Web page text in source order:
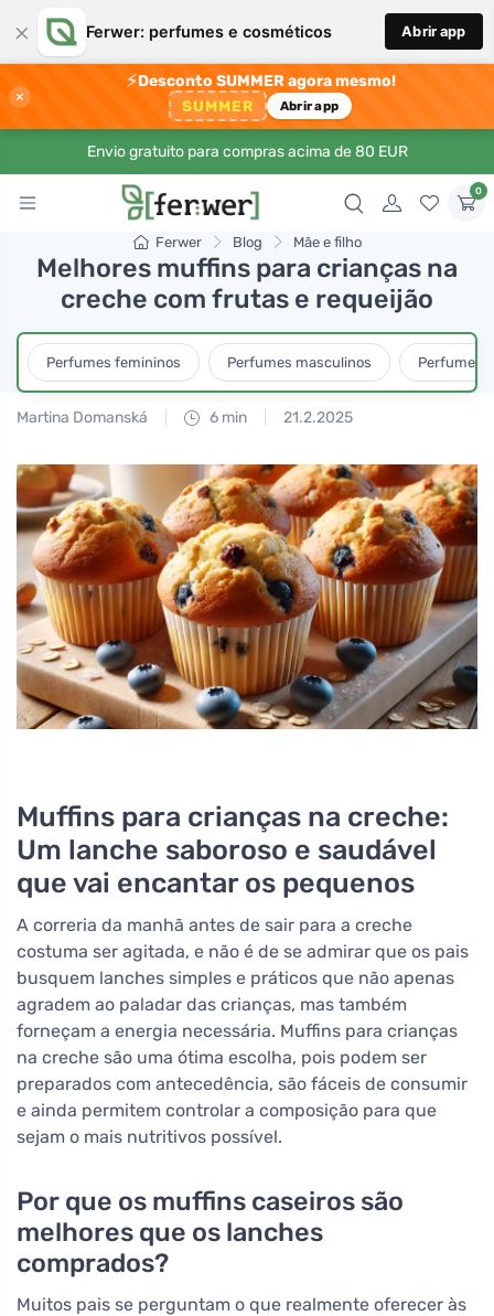
× Ferwer: perfumes e cosméticos Abrir app
×
⚡Desconto SUMMER agora mesmo!
SUMMER Abrir app
Envio gratuito para compras acima de 80 EUR
0
Ferwer Blog Mãe e filho
Melhores muffins para crianças na
creche com frutas e requeijão
Perfumes femininos Perfumes masculinos Perfumes
Martina Domanská 6 min 21.2.2025
Muffins para crianças na creche:
Um lanche saboroso e saudável
que vai encantar os pequenos
A correria da manhã antes de sair para a creche
costuma ser agitada, e não é de se admirar que os pais
busquem lanches simples e práticos que não apenas
agradem ao paladar das crianças, mas também
forneçam a energia necessária. Muffins para crianças
na creche são uma ótima escolha, pois podem ser
preparados com antecedência, são fáceis de consumir
e ainda permitem controlar a composição para que
sejam o mais nutritivos possível.
Por que os muffins caseiros são
melhores que os lanches
comprados?
Muitos pais se perguntam o que realmente oferecer às